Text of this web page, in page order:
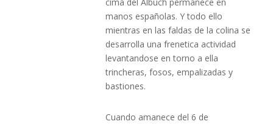
manos españolas. Y todo ello
mientras en las faldas de la colina se
desarrolla una frenetica actividad
levantandose en torno a ella
trincheras, fosos, empalizadas y
bastiones.
Cuando amanece del 6 de